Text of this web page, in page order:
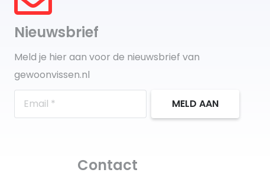
Nieuwsbrief
Meld je hier aan voor de nieuwsbrief van
gewoonvissen.nl
MELD AAN
Contact